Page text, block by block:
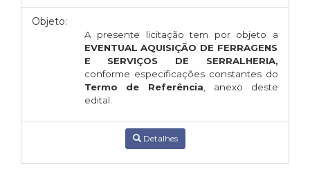
Objeto:
A presente licitação tem por objeto a
EVENTUAL AQUISIÇÃO DE FERRAGENS
E SERVIÇOS DE SERRALHERIA,
conforme especificações constantes do
Termo de Referência , anexo deste
edital.
Detalhes